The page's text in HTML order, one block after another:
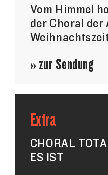
Vom Himmel
der Choral der
» zur Sendung
Extra
CHORAL
ES IST